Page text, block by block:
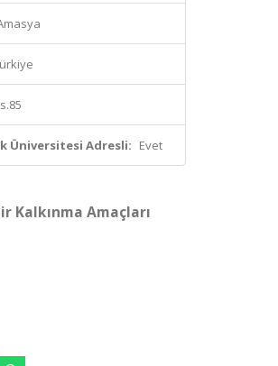
Üniversitesi Adresli: Evet
Kalkınma Amaçları